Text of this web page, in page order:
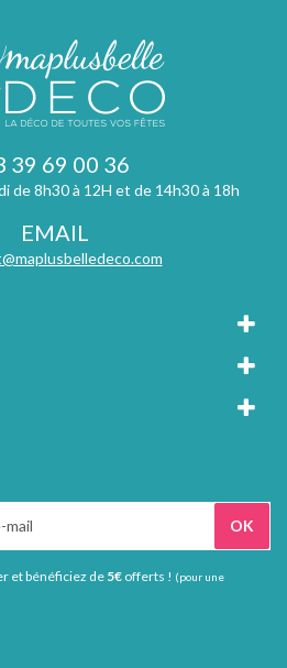
39 69 00 36
de 8h30 à 12H et de 14h30 à 18h
EMAIL
et bénéficiez de 5€ offerts ! (pour une